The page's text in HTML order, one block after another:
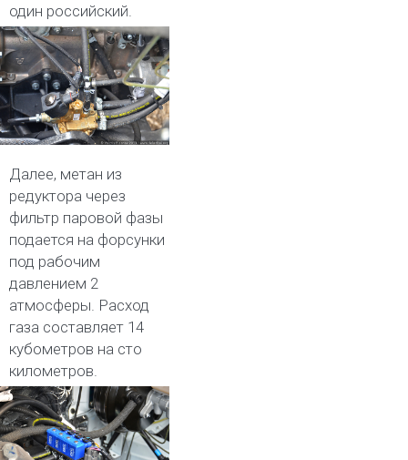
один российский.
Далее, метан из
редуктора через
фильтр паровой фазы
подается на форсунки
под рабочим
давлением 2
атмосферы. Расход
газа составляет 14
кубометров на сто
километров.